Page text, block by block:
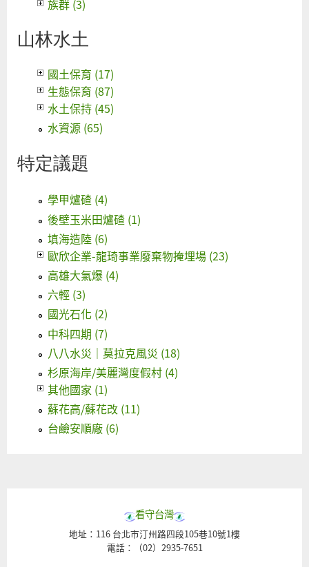
族群 (3)
山林水土
國土保育 (17)
生態保育 (87)
水土保持 (45)
水資源 (65)
特定議題
學甲爐碴 (4)
後壁玉米田爐碴 (1)
填海造陸 (6)
歐欣企業-龍琦事業廢棄物掩埋場 (23)
高雄大氣爆 (4)
六輕 (3)
國光石化 (2)
中科四期 (7)
八八水災｜莫拉克風災 (18)
杉原海岸/美麗灣度假村 (4)
其他國家 (1)
蘇花高/蘇花改 (11)
台鹼安順廠 (6)
看守台灣
地址：116 台北市汀州路四段105巷10號1樓
電話：（02）2935-7651